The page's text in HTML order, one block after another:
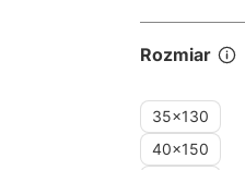
Rozmiar
35x130
40x150